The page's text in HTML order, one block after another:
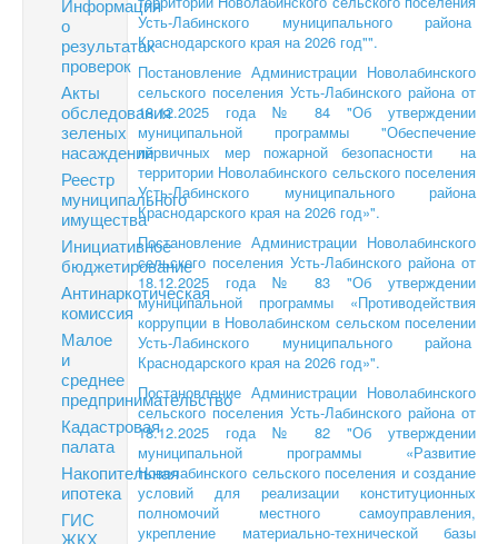
Информация
о
результатах
проверок
Акты
обследования
зеленых
насаждений
Реестр
муниципального
имущества
Инициативное
бюджетирование
Антинаркотическая
комиссия
Малое
и
среднее
предпринимательство
Кадастровая
палата
Накопительная
ипотека
ГИС
ЖКХ
Усть-Лабинского муниципального района
Краснодарского края на 2026 год"".
Постановление Администрации Новолабинского
сельского поселения Усть-Лабинского района от
18.12.2025 года № 84 "Об утверждении
муниципальной программы "Обеспечение
первичных мер пожарной безопасности на
территории Новолабинского сельского поселения
Усть-Лабинского муниципального района
Краснодарского края на 2026 год»".
Постановление Администрации Новолабинского
сельского поселения Усть-Лабинского района от
18.12.2025 года № 83 "Об утверждении
муниципальной программы «Противодействия
коррупции в Новолабинском сельском поселении
Усть-Лабинского муниципального района
Краснодарского края на 2026 год»".
Постановление Администрации Новолабинского
сельского поселения Усть-Лабинского района от
18.12.2025 года № 82 "Об утверждении
муниципальной программы «Развитие
Новолабинского сельского поселения и создание
условий для реализации конституционных
полномочий местного самоуправления,
укрепление материально-технической базы